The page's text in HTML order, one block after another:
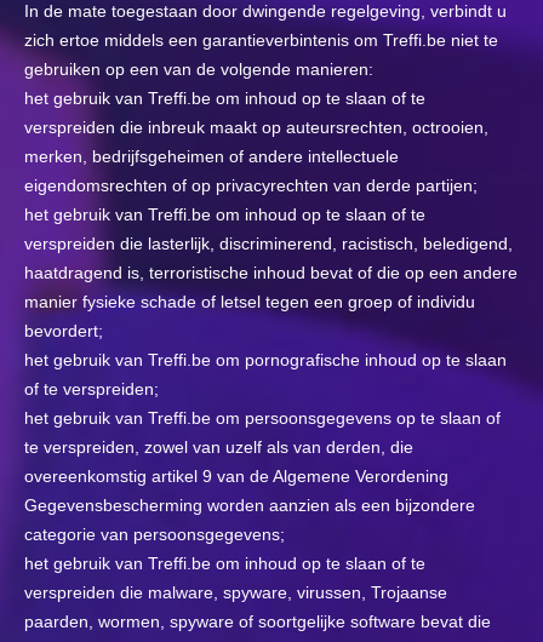
In de mate toegestaan door dwingende regelgeving, verbindt u
zich ertoe middels een garantieverbintenis om Treffi.be niet te
gebruiken op een van de volgende manieren:
het gebruik van Treffi.be om inhoud op te slaan of te
verspreiden die inbreuk maakt op auteursrechten, octrooien,
merken, bedrijfsgeheimen of andere intellectuele
eigendomsrechten of op privacyrechten van derde partijen;
het gebruik van Treffi.be om inhoud op te slaan of te
verspreiden die lasterlijk, discriminerend, racistisch, beledigend,
haatdragend is, terroristische inhoud bevat of die op een andere
manier fysieke schade of letsel tegen een groep of individu
bevordert;
het gebruik van Treffi.be om pornografische inhoud op te slaan
of te verspreiden;
het gebruik van Treffi.be om persoonsgegevens op te slaan of
te verspreiden, zowel van uzelf als van derden, die
overeenkomstig artikel 9 van de Algemene Verordening
Gegevensbescherming worden aanzien als een bijzondere
categorie van persoonsgegevens;
het gebruik van Treffi.be om inhoud op te slaan of te
verspreiden die malware, spyware, virussen, Trojaanse
paarden, wormen, spyware of soortgelijke software bevat die